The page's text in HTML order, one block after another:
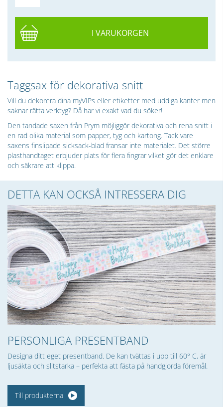
I VARUKORGEN
Taggsax för dekorativa snitt
Vill du dekorera dina myVIPs eller etiketter med uddiga kanter men
saknar rätta verktyg? Då har vi exakt vad du söker!
Den tandade saxen från Prym möjliggör dekorativa och rena snitt i
en rad olika material som papper, tyg och kartong. Tack vare
saxens finslipade sicksack-blad fransar inte materialet. Det större
plasthandtaget erbjuder plats för flera fingrar vilket gör det enklare
och säkrare att klippa.
DETTA KAN OCKSÅ INTRESSERA DIG
PERSONLIGA PRESENTBAND
Designa ditt eget presentband. De kan tvättas i upp till 60° C, är
ljusäkta och slitstarka – perfekta att fästa på handgjorda föremål.
Till produkterna